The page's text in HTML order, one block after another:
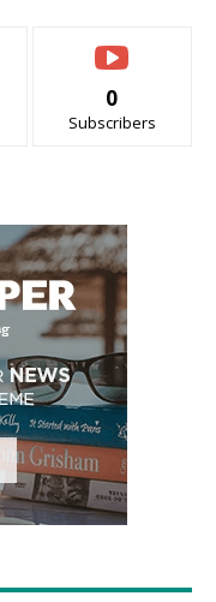
0
Subscribers